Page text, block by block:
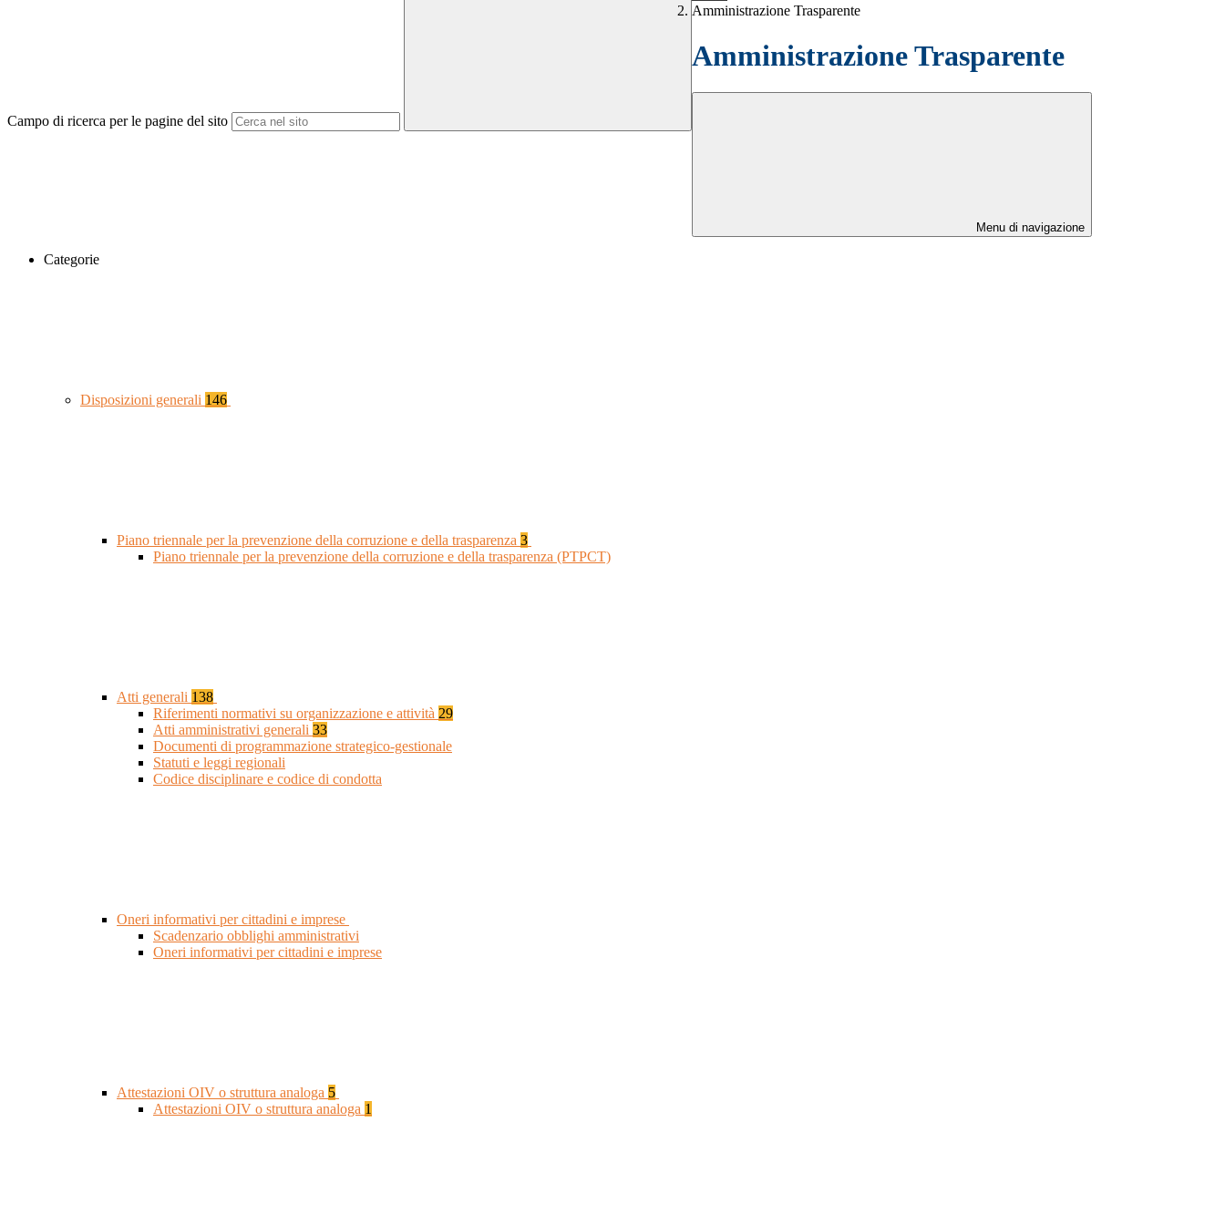
Campo di ricerca per le pagine del sito
Amministrazione Trasparente
Amministrazione Trasparente
Menu di navigazione
Categorie
Disposizioni generali 146
Piano triennale per la prevenzione della corruzione e della trasparenza 3
Piano triennale per la prevenzione della corruzione e della trasparenza (PTPCT)
Atti generali 138
Riferimenti normativi su organizzazione e attività 29
Atti amministrativi generali 33
Documenti di programmazione strategico-gestionale
Statuti e leggi regionali
Codice disciplinare e codice di condotta
Oneri informativi per cittadini e imprese
Scadenzario obblighi amministrativi
Oneri informativi per cittadini e imprese
Attestazioni OIV o struttura analoga 5
Attestazioni OIV o struttura analoga 1